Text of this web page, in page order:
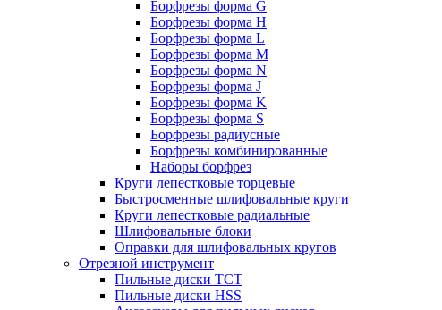
Борфрезы форма G
Борфрезы форма H
Борфрезы форма L
Борфрезы форма M
Борфрезы форма N
Борфрезы форма J
Борфрезы форма K
Борфрезы форма S
Борфрезы радиусные
Борфрезы комбинированные
Наборы борфрез
Круги лепестковые торцевые
Быстросменные шлифовальные круги
Круги лепестковые радиальные
Шлифовальные блоки
Оправки для шлифовальных кругов
Отрезной инструмент
Пильные диски ТСТ
Пильные диски HSS